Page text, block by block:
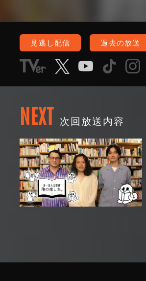
見逃し配信 過去の放送
NEXT 次回放送内容